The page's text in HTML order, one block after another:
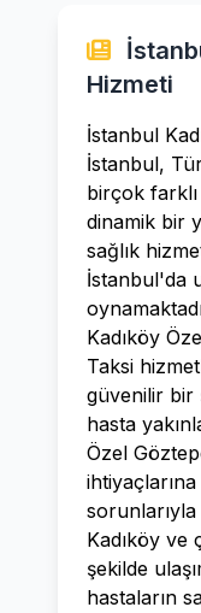
Hizmeti
İstanbul
İstanbul,
birçok
dinamik bir
sağlık
İstanbul'da
Kadıköy
Taksi
güvenilir bir
hasta
Özel
Kadıköy ve
şekilde
hastaların